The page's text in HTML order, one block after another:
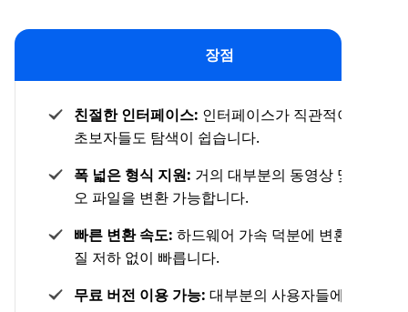
장점
친절한 인터페이스: 인터페이스가 직관적이어서
초보자들도 탐색이 쉽습니다.
폭 넓은 형식 지원: 거의 대부분의 동영상 및 오디
오 파일을 변환 가능합니다.
빠른 변환 속도: 하드웨어 가속 덕분에 변환이 품
질 저하 없이 빠릅니다.
무료 버전 이용 가능: 대부분의 사용자들에게 충분